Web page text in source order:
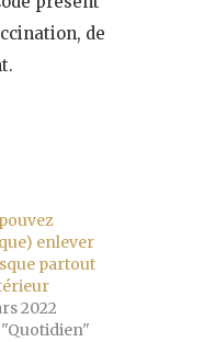
de
enlever
partout
2022